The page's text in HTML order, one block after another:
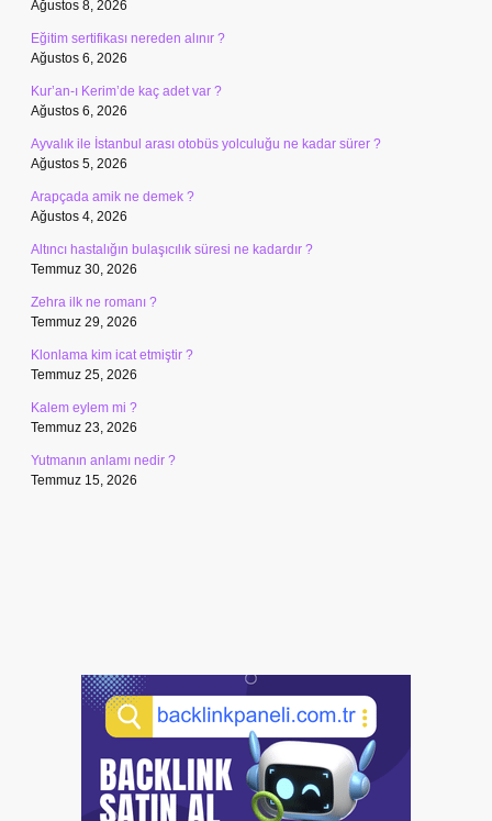
Ağustos 8, 2026
Eğitim sertifikası nereden alınır ?
Ağustos 6, 2026
Kur’an-ı Kerim’de kaç adet var ?
Ağustos 6, 2026
Ayvalık ile İstanbul arası otobüs yolculuğu ne kadar sürer ?
Ağustos 5, 2026
Arapçada amik ne demek ?
Ağustos 4, 2026
Altıncı hastalığın bulaşıcılık süresi ne kadardır ?
Temmuz 30, 2026
Zehra ilk ne romanı ?
Temmuz 29, 2026
Klonlama kim icat etmiştir ?
Temmuz 25, 2026
Kalem eylem mi ?
Temmuz 23, 2026
Yutmanın anlamı nedir ?
Temmuz 15, 2026